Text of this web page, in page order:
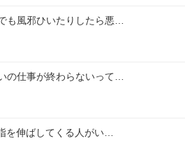
も風邪ひいたりしたら悪…
の仕事が終わらないって…
を伸ばしてくる人がい…